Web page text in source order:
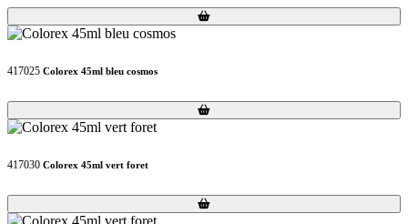
Loading...
Loading...
417025 Colorex 45ml bleu cosmos
Loading...
Loading...
417030 Colorex 45ml vert foret
Loading...
Loading...